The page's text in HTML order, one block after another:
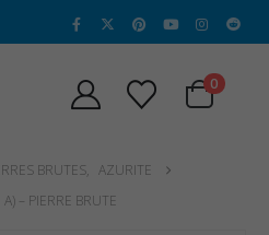
0
BRUTES, AZURITE
– PIERRE BRUTE